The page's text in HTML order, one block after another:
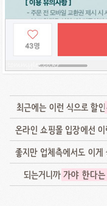
최근에는 이런 식으로 할인
온라인 쇼핑몰 입장에선
좋지만 업체측에서도 이
되는거니까가야 한다